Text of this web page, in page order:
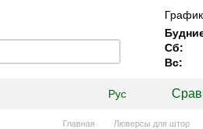
Сб:
Вс:
Рус
Главная
Люверсы для штор